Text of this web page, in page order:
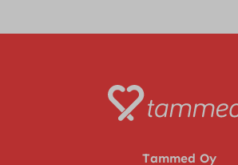
Tammed Oy